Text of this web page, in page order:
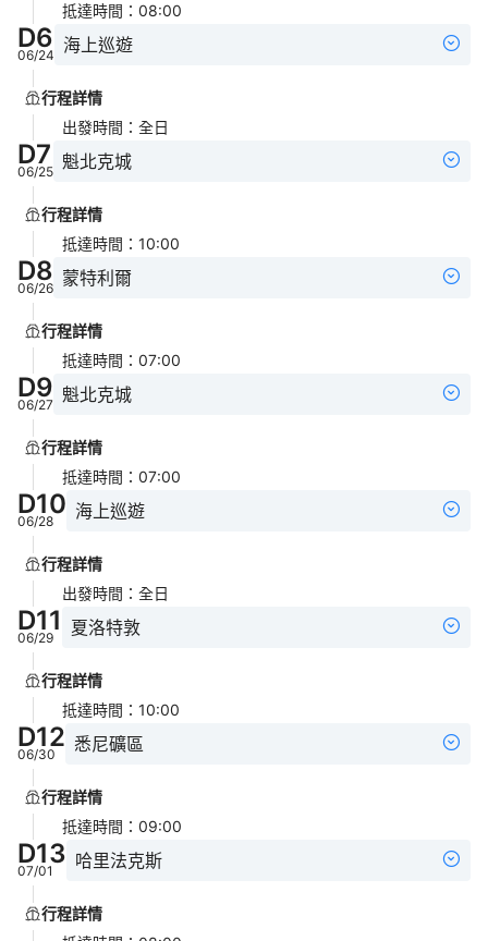
抵達時間 ： 08:00
D6
06/24 海上巡遊
行程詳情
出發時間 ： 全日
D7
06/25 魁北克城
行程詳情
抵達時間 ： 10:00
D8
06/26 蒙特利爾
行程詳情
抵達時間 ： 07:00
D9
06/27 魁北克城
行程詳情
抵達時間 ： 07:00
D10
06/28 海上巡遊
行程詳情
出發時間 ： 全日
D11
06/29 夏洛特敦
行程詳情
抵達時間 ： 10:00
D12
06/30 悉尼礦區
行程詳情
抵達時間 ： 09:00
D13
07/01 哈里法克斯
行程詳情